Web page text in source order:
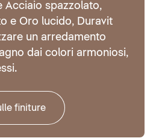
Acciaio spazzolato,
e Oro lucido, Duravit
un arredamento
dai colori armoniosi,
finiture